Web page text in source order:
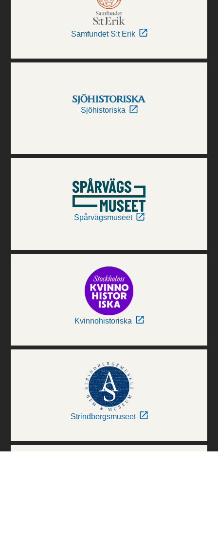
Samfundet S:t Erik
Sjöhistoriska
Spårvägsmuseet
Kvinnohistoriska
Strindbergsmuseet